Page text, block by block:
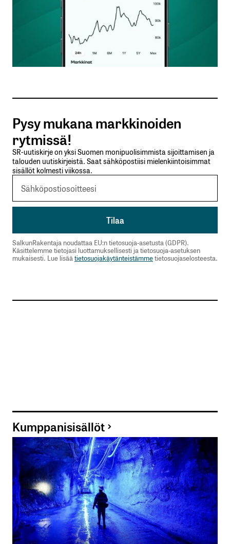
Nimesi tai nimimerkkisi
Sähköpostiosoitteesi
Tilaa SalkunRakentajan uutiskirje
Lähetä kommentti
Pysy mukana markkinoiden
rytmissä!
SR-uutiskirje on yksi Suomen monipuolisimmista sijoittamisen ja
talouden uutiskirjeistä. Saat sähköpostiisi mielenkiintoisimmat
sisällöt kolmesti viikossa.
SalkunRakentaja noudattaa EU:n tietosuoja-asetusta (GDPR).
Käsittelemme tietojasi luottamuksellisesti ja tietosuoja-asetuksen
mukaisesti. Lue lisäätietosuojakäytänteistämmetietosuojaselosteesta.
Kumppanisisällöt